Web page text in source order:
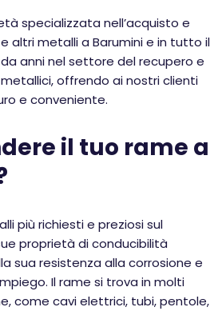
specializzata nell’acquisto e
altri metalli a Barumini e in tutto il
anni nel settore del recupero e
offrendo ai nostri clienti
e conveniente.
il tuo rame a
più richiesti e preziosi sul
proprietà di conducibilità
sua resistenza alla corrosione e
Il rame si trova in molti
come cavi elettrici, tubi, pentole,